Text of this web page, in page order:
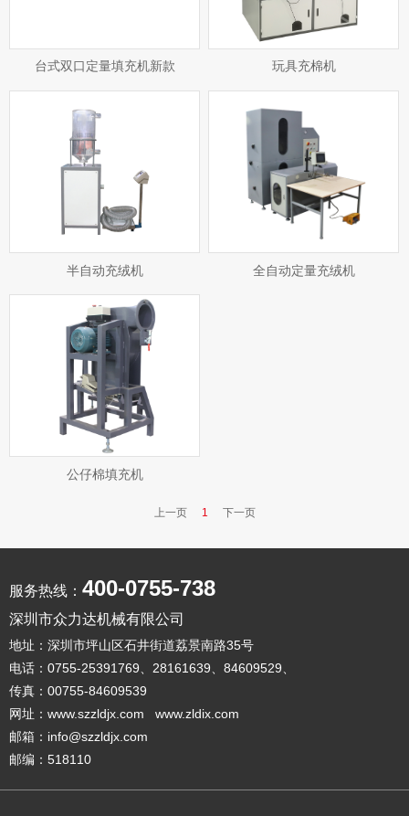
台式双口定量填充机新款 玩具充棉机
半自动充绒机 全自动定量充绒机
公仔棉填充机
上一页 1 下一页
服务热线： 400-0755-738
深圳市众力达机械有限公司
地址：深圳市坪山区石井街道荔景南路35号
电话：0755-25391769、28161639、84609529、
传真：00755-84609539
网址：www.szzldjx.com www.zldix.com
邮箱：info@szzldjx.com
邮编：518110